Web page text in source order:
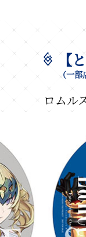
【
（一部
ロムル